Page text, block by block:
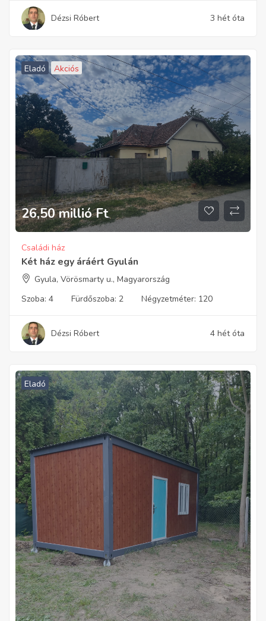
Dézsi Róbert 3 hét óta
Eladó Akciós
26,50 millió Ft
Családi ház
Két ház egy áráért Gyulán
Gyula, Vörösmarty u., Magyarország
Szoba: 4 Fürdőszoba: 2 Négyzetméter: 120
Dézsi Róbert 4 hét óta
Eladó